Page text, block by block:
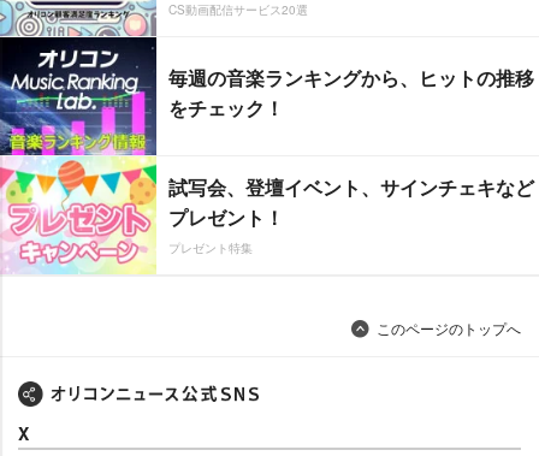
CS動画配信サービス20選
毎週の音楽ランキングから、ヒットの推移
をチェック！
試写会、登壇イベント、サインチェキなど
プレゼント！
プレゼント特集
このページのトップへ
X